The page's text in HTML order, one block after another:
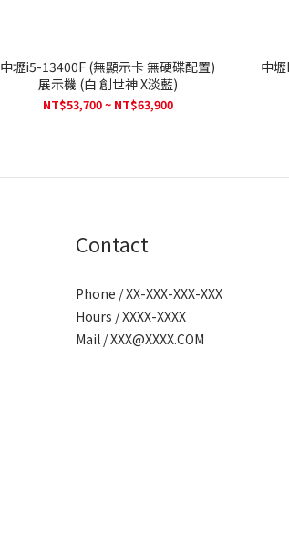
中壢i5-13400F (無顯示卡 無硬碟配置)
展示機 (白 創世神 X淡藍)
NT$53,700 ~ NT$63,900
Contact
Phone / XX-XXX-XXX-XXX
Hours / XXXX-XXXX
Mail / XXX@XXXX.COM